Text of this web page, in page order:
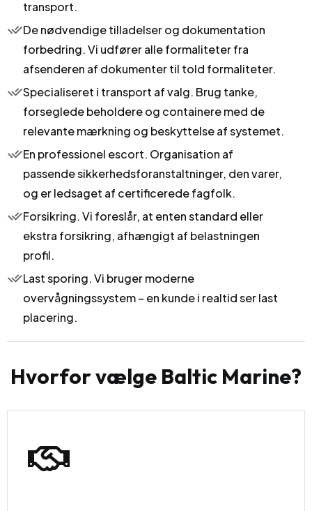
transport.
De nødvendige tilladelser og dokumentation
forbedring. Vi udfører alle formaliteter fra
afsenderen af dokumenter til told formaliteter.
Specialiseret i transport af valg. Brug tanke,
forseglede beholdere og containere med de
relevante mærkning og beskyttelse af systemet.
En professionel escort. Organisation af
passende sikkerhedsforanstaltninger, den varer,
og er ledsaget af certificerede fagfolk.
Forsikring. Vi foreslår, at enten standard eller
ekstra forsikring, afhængigt af belastningen
profil.
Last sporing. Vi bruger moderne
overvågningssystem – en kunde i realtid ser last
placering.
Hvorforvælge Baltic Marine?